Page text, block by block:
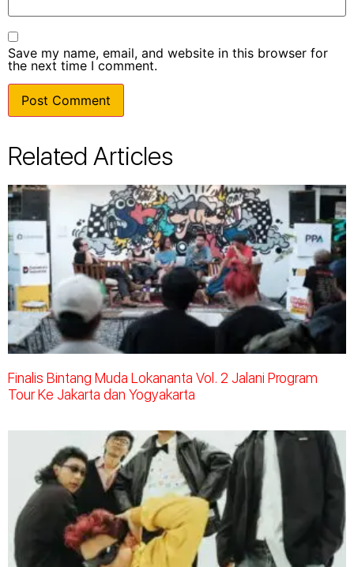
Save my name, email, and website in this browser for
the next time I comment.
Related Articles
Finalis Bintang Muda Lokananta Vol. 2 Jalani Program
Tour Ke Jakarta dan Yogyakarta